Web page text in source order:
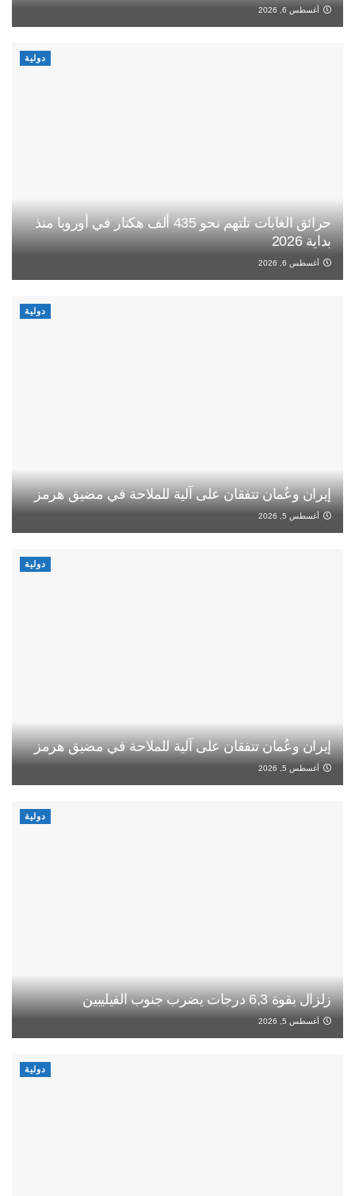
أغسطس 6, 2026
دولية
حرائق الغابات تلتهم نحو 435 ألف هكتار في أوروبا منذ
بداية 2026
أغسطس 6, 2026
دولية
إيران وعُمان تتفقان على آلية للملاحة في مضيق هرمز
أغسطس 5, 2026
دولية
إيران وعُمان تتفقان على آلية للملاحة في مضيق هرمز
أغسطس 5, 2026
دولية
زلزال بقوة 6,3 درجات يضرب جنوب الفيليبين
أغسطس 5, 2026
دولية